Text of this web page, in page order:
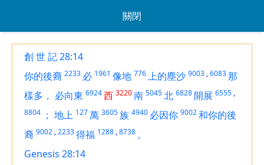
關閉
創 世 記 28:14
你的後裔 2233 必 1961 像地 776上的塵沙 9003 ,6083那
樣多， 必向東 6924西 3220南 5045北 6828 開展 6555 ,
8804 ； 地上 127萬 3605族 4940 必因你 9002和你的後
裔 9002 ,2233得福 1288 ,8738 。
Genesis 28:14